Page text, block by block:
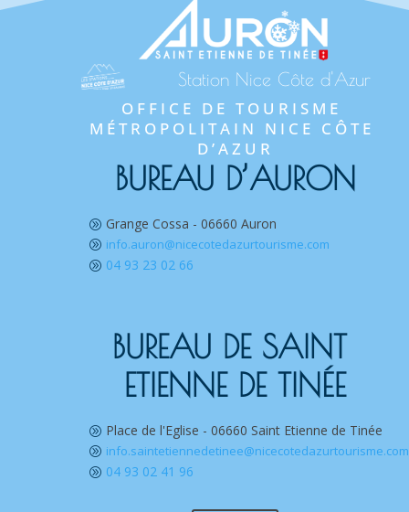
Station Nice Côte d'Azur
OFFICE DE TOURISME
MÉTROPOLITAIN NICE CÔTE
D’AZUR
BUREAU D’AURON
A Grange Cossa - 06660 Auron
A info.auron@nicecotedazurtourisme.com
A 04 93 23 02 66
BUREAU DE SAINT
ETIENNE DE TINÉE
A Place de l'Eglise - 06660 Saint Etienne de Tinée
A info.saintetiennedetinee@nicecotedazurtourisme.com
A 04 93 02 41 96